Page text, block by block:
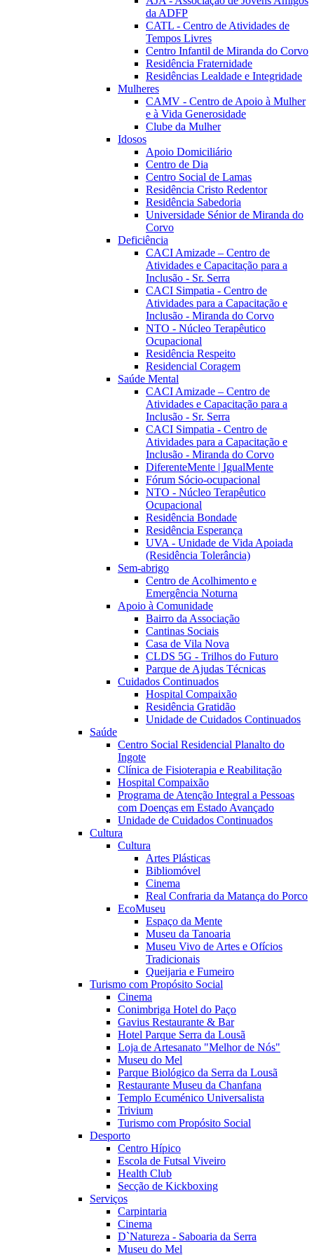
da ADFP
CATL - Centro de Atividades de
Tempos Livres
Centro Infantil de Miranda do Corvo
Residência Fraternidade
Residências Lealdade e Integridade
Mulheres
CAMV - Centro de Apoio à Mulher
e à Vida Generosidade
Clube da Mulher
Idosos
Apoio Domiciliário
Centro de Dia
Centro Social de Lamas
Residência Cristo Redentor
Residência Sabedoria
Universidade Sénior de Miranda do
Corvo
Deficiência
CACI Amizade – Centro de
Atividades e Capacitação para a
Inclusão - Sr. Serra
CACI Simpatia - Centro de
Atividades para a Capacitação e
Inclusão - Miranda do Corvo
NTO - Núcleo Terapêutico
Ocupacional
Residência Respeito
Residencial Coragem
Saúde Mental
CACI Amizade – Centro de
Atividades e Capacitação para a
Inclusão - Sr. Serra
CACI Simpatia - Centro de
Atividades para a Capacitação e
Inclusão - Miranda do Corvo
DiferenteMente | IgualMente
Fórum Sócio-ocupacional
NTO - Núcleo Terapêutico
Ocupacional
Residência Bondade
Residência Esperança
UVA - Unidade de Vida Apoiada
(Residência Tolerância)
Sem-abrigo
Centro de Acolhimento e
Emergência Noturna
Apoio à Comunidade
Bairro da Associação
Cantinas Sociais
Casa de Vila Nova
CLDS 5G - Trilhos do Futuro
Parque de Ajudas Técnicas
Cuidados Continuados
Hospital Compaixão
Residência Gratidão
Unidade de Cuidados Continuados
Saúde
Centro Social Residencial Planalto do
Ingote
Clínica de Fisioterapia e Reabilitação
Hospital Compaixão
Programa de Atenção Integral a Pessoas
com Doenças em Estado Avançado
Unidade de Cuidados Continuados
Cultura
Cultura
Artes Plásticas
Bibliomóvel
Cinema
Real Confraria da Matança do Porco
EcoMuseu
Espaço da Mente
Museu da Tanoaria
Museu Vivo de Artes e Ofícios
Tradicionais
Queijaria e Fumeiro
Turismo com Propósito Social
Cinema
Conimbriga Hotel do Paço
Gavius Restaurante & Bar
Hotel Parque Serra da Lousã
Loja de Artesanato "Melhor de Nós"
Museu do Mel
Parque Biológico da Serra da Lousã
Restaurante Museu da Chanfana
Templo Ecuménico Universalista
Trivium
Turismo com Propósito Social
Desporto
Centro Hípico
Escola de Futsal Viveiro
Health Club
Secção de Kickboxing
Serviços
Carpintaria
Cinema
D`Natureza - Saboaria da Serra
Museu do Mel